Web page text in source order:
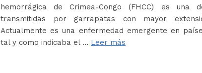
hemorrágica de Crimea-Congo (FHCC) es una
transmitidas por garrapatas con mayor
Actualmente es una enfermedad emergente en
tal y como indicaba el … Leer más